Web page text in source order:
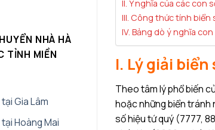
NHÀ HÀ
TỈNH MIỀN
Gia Lâm
Hoàng Mai
II. Ý nghĩa của các con
III. Công thức tính biển
IV. Bảng dò ý nghĩa
I. Lý giải biển
Theo tâm lý phổ biến
hoặc những biển tránh
số hiệu tứ quý (7777,